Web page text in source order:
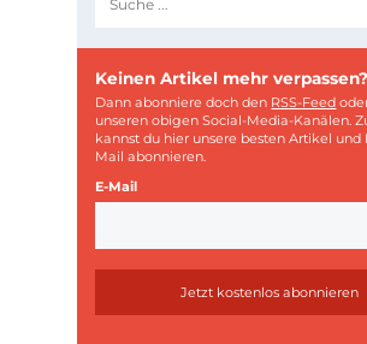
Keinen Artikel mehr verpassen?
Dann abonniere doch den RSS-Feed
unseren obigen Social-Media-Kanälen.
kannst du hier unsere besten Artikel und
Mail abonnieren.
E-Mail